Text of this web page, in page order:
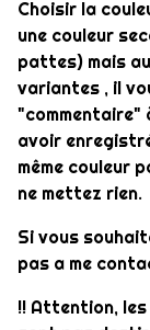
Choisir la
une couleur
pattes) mais
variantes , il
"commentaire"
avoir
même couleur
ne mettez rien.
Si vous
pas a me
!! Attention, les